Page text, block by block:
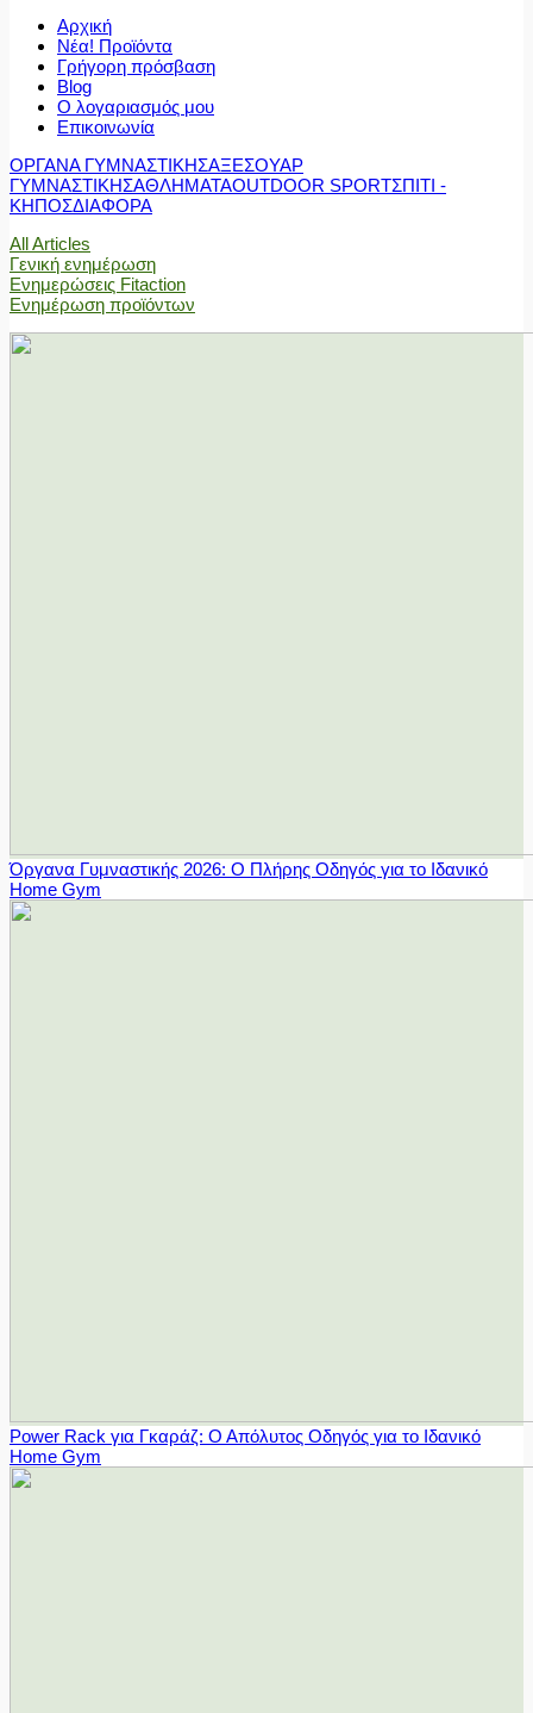
Αρχική
Νέα! Προϊόντα
Γρήγορη πρόσβαση
Blog
Ο λογαριασμός μου
Επικοινωνία
ΟΡΓΑΝΑ ΓΥΜΝΑΣΤΙΚΗΣΑΞΕΣΟΥΑΡ
ΓΥΜΝΑΣΤΙΚΗΣΑΘΛΗΜΑΤΑOUTDOOR SPORTΣΠΙΤΙ -
ΚΗΠΟΣΔΙΑΦΟΡΑ
All Articles
Γενική ενημέρωση
Ενημερώσεις Fitaction
Ενημέρωση προϊόντων
Όργανα Γυμναστικής 2026: Ο Πλήρης Οδηγός για το Ιδανικό
Home Gym
Power Rack για Γκαράζ: Ο Απόλυτος Οδηγός για το Ιδανικό
Home Gym